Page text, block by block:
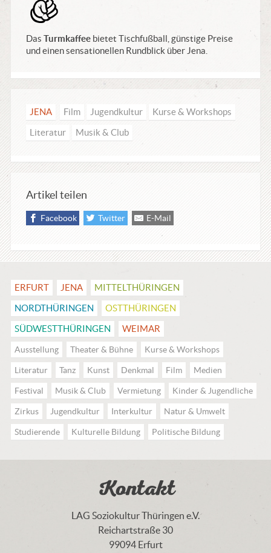
Das Turmkaffee bietet Tischfußball, günstige Preise
und einen sensationellen Rundblick über Jena.
JENA Film Jugendkultur
Kurse & Workshops
Literatur
Musik & Club
Artikel teilen
Facebook Twitter E-Mail
ERFURT JENA
MITTEL­THÜRINGEN
NORDTHÜRINGEN
OSTTHÜRINGEN
SÜDWESTTHÜRINGEN
WEIMAR
Ausstellung Theater & Bühne Kurse & Workshops
Literatur Tanz Kunst Denkmal Film Medien
Festival Musik & Club Vermietung Kinder & Jugendliche
Zirkus Jugendkultur Interkultur Natur & Umwelt
Studierende Kulturelle Bildung Politische Bildung
Kontakt
LAG Soziokultur Thüringen e.V.
Reichartstraße 30
99094 Erfurt